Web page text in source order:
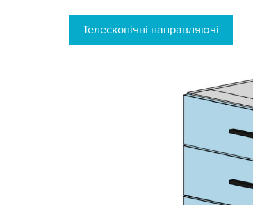
Телескопічні направляючі